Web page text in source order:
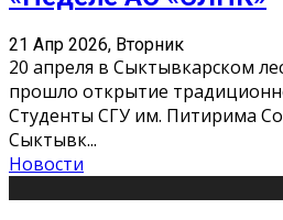
21 Апр 2026, Вторник
20 апреля в Сыктывкарском
прошло открытие
Студенты СГУ им. Питирима
Сыктывк...
Новости